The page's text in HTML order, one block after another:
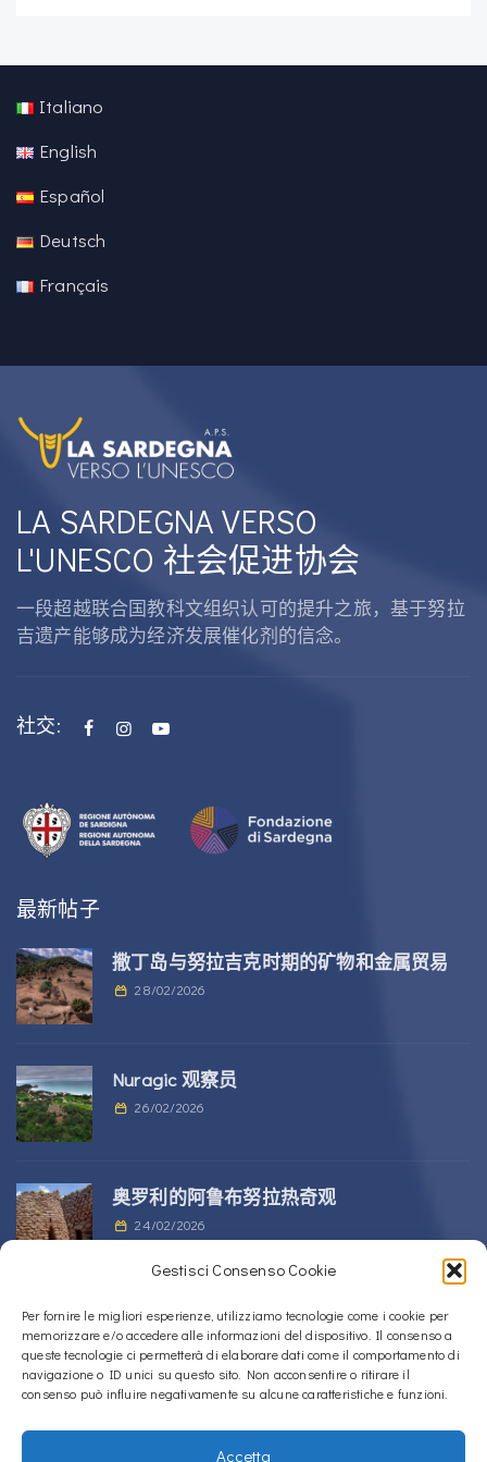
Gestisci Consenso Cookie
Per fornire le migliori esperienze, utilizziamo tecnologie come i cookie per
memorizzare e/o accedere alle informazioni del dispositivo. Il consenso a
queste tecnologie ci permetterà di elaborare dati come il comportamento di
navigazione o ID unici su questo sito. Non acconsentire o ritirare il
consenso può influire negativamente su alcune caratteristiche e funzioni.
Accetta
Italiano
English
Español
Deutsch
Français
LA SARDEGNA VERSO
L'UNESCO 社会促进协会
一段超越联合国教科文组织认可的提升之旅，基于努拉
吉遗产能够成为经济发展催化剂的信念。
社交:
最新帖子
撒丁岛与努拉吉克时期的矿物和金属贸易
28/02/2026
Nuragic 观察员
26/02/2026
奥罗利的阿鲁布努拉热奇观
24/02/2026
位于 Alà dei Sardi 的 Sos Nurattolos
Nuragic 建筑群
23/02/2026